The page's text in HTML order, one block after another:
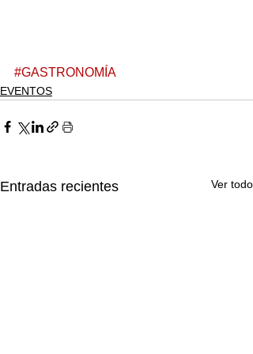
#GASTRONOMÍA
EVENTOS
Entradas recientes Ver todo